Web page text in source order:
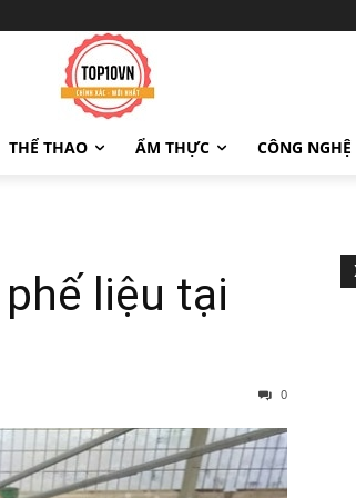
THỂ THAO ẨM THỰC CÔNG NGHỆ
liệu tại
0